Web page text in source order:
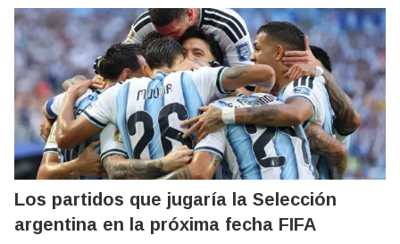
Los partidos que jugaría la Selección
argentina en la próxima fecha FIFA